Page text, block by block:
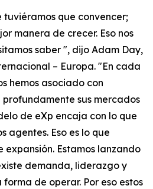
tuviéramos que convencer;
manera de crecer. Eso nos
saber ", dijo Adam Day,
– Europa. "En cada
hemos asociado con
profundamente sus mercados
de eXp encaja con lo que
agentes. Eso es lo que
Estamos lanzando
demanda, liderazgo y
de operar. Por eso estos